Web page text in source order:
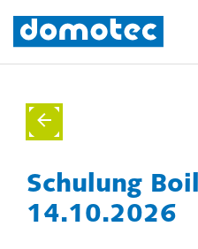
Schulung
14.10.2026